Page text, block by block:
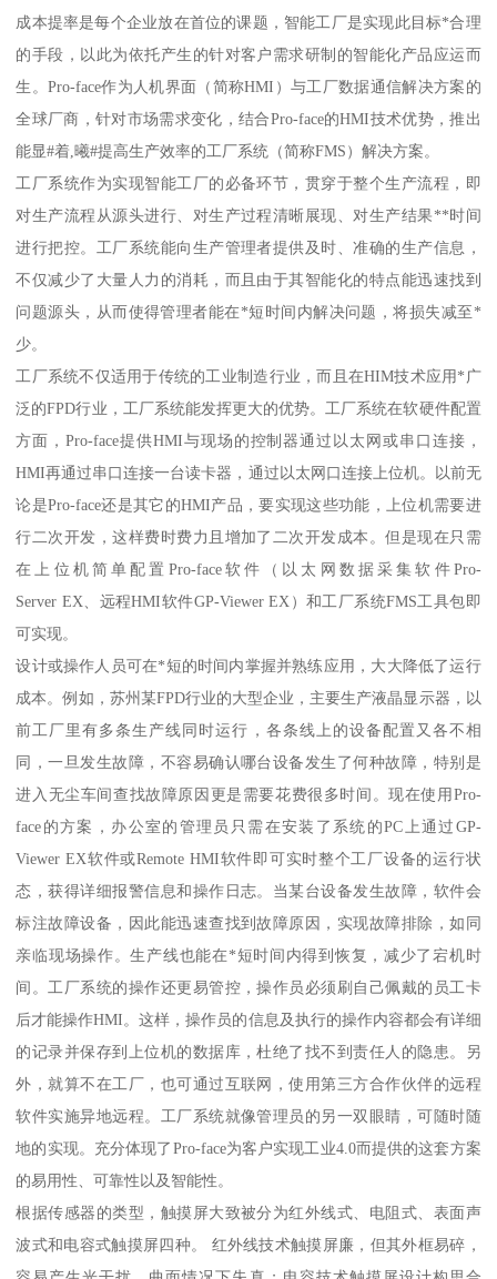
成本提率是每个企业放在首位的课题，智能工厂是实现此目标*合理
的手段，以此为依托产生的针对客户需求研制的智能化产品应运而
生。Pro-face作为人机界面（简称HMI）与工厂数据通信解决方案的
全球厂商，针对市场需求变化，结合Pro-face的HMI技术优势，推出
能显#着,曦#提高生产效率的工厂系统（简称FMS）解决方案。
工厂系统作为实现智能工厂的必备环节，贯穿于整个生产流程，即
对生产流程从源头进行、对生产过程清晰展现、对生产结果**时间
进行把控。工厂系统能向生产管理者提供及时、准确的生产信息，
不仅减少了大量人力的消耗，而且由于其智能化的特点能迅速找到
问题源头，从而使得管理者能在*短时间内解决问题，将损失减至*
少。
工厂系统不仅适用于传统的工业制造行业，而且在HIM技术应用*广
泛的FPD行业，工厂系统能发挥更大的优势。工厂系统在软硬件配置
方面，Pro-face提供HMI与现场的控制器通过以太网或串口连接，
HMI再通过串口连接一台读卡器，通过以太网口连接上位机。以前无
论是Pro-face还是其它的HMI产品，要实现这些功能，上位机需要进
行二次开发，这样费时费力且增加了二次开发成本。但是现在只需
在上位机简单配置Pro-face软件（以太网数据采集软件Pro-
Server EX、远程HMI软件GP-Viewer EX）和工厂系统FMS工具包即
可实现。
设计或操作人员可在*短的时间内掌握并熟练应用，大大降低了运行
成本。例如，苏州某FPD行业的大型企业，主要生产液晶显示器，以
前工厂里有多条生产线同时运行，各条线上的设备配置又各不相
同，一旦发生故障，不容易确认哪台设备发生了何种故障，特别是
进入无尘车间查找故障原因更是需要花费很多时间。现在使用Pro-
face的方案，办公室的管理员只需在安装了系统的PC上通过GP-
Viewer EX软件或Remote HMI软件即可实时整个工厂设备的运行状
态，获得详细报警信息和操作日志。当某台设备发生故障，软件会
标注故障设备，因此能迅速查找到故障原因，实现故障排除，如同
亲临现场操作。生产线也能在*短时间内得到恢复，减少了宕机时
间。工厂系统的操作还更易管控，操作员必须刷自己佩戴的员工卡
后才能操作HMI。这样，操作员的信息及执行的操作内容都会有详细
的记录并保存到上位机的数据库，杜绝了找不到责任人的隐患。另
外，就算不在工厂，也可通过互联网，使用第三方合作伙伴的远程
软件实施异地远程。工厂系统就像管理员的另一双眼睛，可随时随
地的实现。充分体现了Pro-face为客户实现工业4.0而提供的这套方案
的易用性、可靠性以及智能性。
根据传感器的类型，触摸屏大致被分为红外线式、电阻式、表面声
波式和电容式触摸屏四种。 红外线技术触摸屏廉，但其外框易碎，